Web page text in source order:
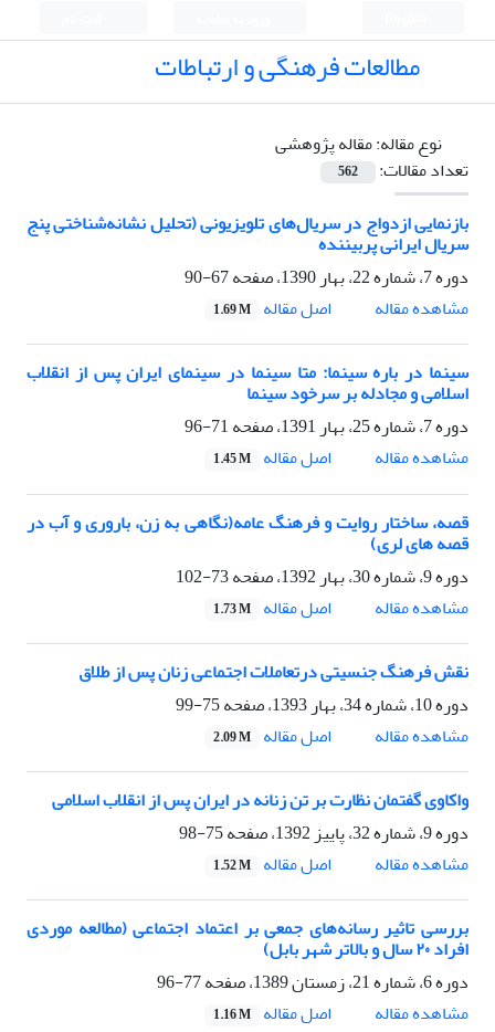
مطالعات فرهنگی و ارتباطات
نوع مقاله:مقاله پژوهشی
تعداد مقالات:
562
بازنمایی ازدواج در سریال‌های تلویزیونی (تحلیل نشانه‌شناختی پنج
سریال ایرانی پربیننده
دوره 7، شماره 22، بهار 1390، صفحه
67-90
مشاهده مقاله
اصل مقاله 1.69 M
سینما در باره سینما: متا سینما در سینمای ایران پس از انقلاب
اسلامی و مجادله بر سرخود سینما
دوره 7، شماره 25، بهار 1391، صفحه
71-96
مشاهده مقاله
اصل مقاله 1.45 M
قصه، ساختار روایت و فرهنگ عامه(نگاهی به زن، باروری و آب در
قصه های لری)
دوره 9، شماره 30، بهار 1392، صفحه
73-102
مشاهده مقاله
اصل مقاله 1.73 M
نقش فرهنگ جنسیتی درتعاملات اجتماعی زنان پس از طلاق
دوره 10، شماره 34، بهار 1393، صفحه
75-99
مشاهده مقاله
اصل مقاله 2.09 M
واکاوی گفتمان نظارت بر تن زنانه در ایران پس از انقلاب اسلامی
دوره 9، شماره 32، پاییز 1392، صفحه
75-98
مشاهده مقاله
اصل مقاله 1.52 M
بررسی تاثیر رسانه‌های جمعی بر اعتماد اجتماعی (مطالعه موردی
افراد ٢٠ سال و بالاتر شهر بابل)
دوره 6، شماره 21، زمستان 1389، صفحه
77-96
مشاهده مقاله
اصل مقاله 1.16 M